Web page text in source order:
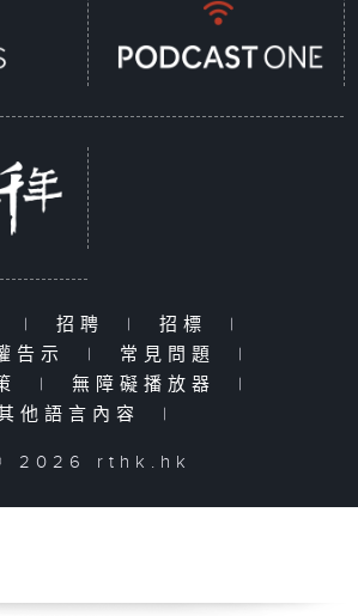
| 招聘 | 招標
|
告示
| 常見問題
|
| 無障礙播放器
|
他語言內容
|
2026 rthk.hk